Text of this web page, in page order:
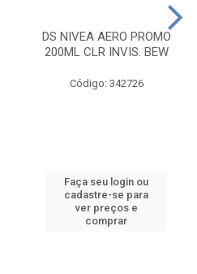
DS NIVEA AERO PROMO
200ML CLR INVIS. BEW
Código: 342726
Faça seu login ou
cadastre-se para
ver preços e
comprar